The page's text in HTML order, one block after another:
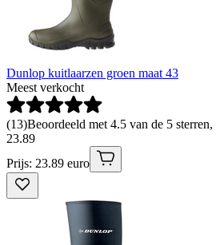
Dunlop kuitlaarzen groen maat 43
Meest verkocht
(13)Beoordeeld met 4.5 van de 5
23.89
Prijs: 23.89 euro